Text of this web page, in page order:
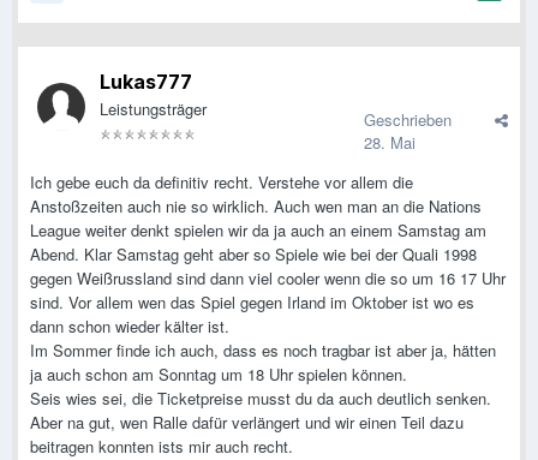
Lukas777
Leistungsträger
Geschrieben
28. Mai
Ich gebe euch da definitiv recht. Verstehe vor allem die
Anstoßzeiten auch nie so wirklich. Auch wen man an die Nations
League weiter denkt spielen wir da ja auch an einem Samstag am
Abend. Klar Samstag geht aber so Spiele wie bei der Quali 1998
gegen Weißrussland sind dann viel cooler wenn die so um 16 17 Uhr
sind. Vor allem wen das Spiel gegen Irland im Oktober ist wo es
dann schon wieder kälter ist.
Im Sommer finde ich auch, dass es noch tragbar ist aber ja, hätten
ja auch schon am Sonntag um 18 Uhr spielen können.
Seis wies sei, die Ticketpreise musst du da auch deutlich senken.
Aber na gut, wen Ralle dafür verlängert und wir einen Teil dazu
beitragen konnten ists mir auch recht.